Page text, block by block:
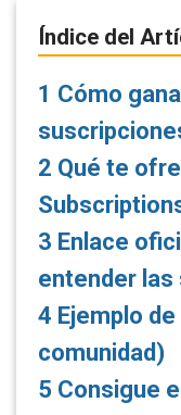
Índice del
1 Cómo
2 Qué te
3 Enlace
entender
4 Ejemplo
comunidad)
5 Consigue